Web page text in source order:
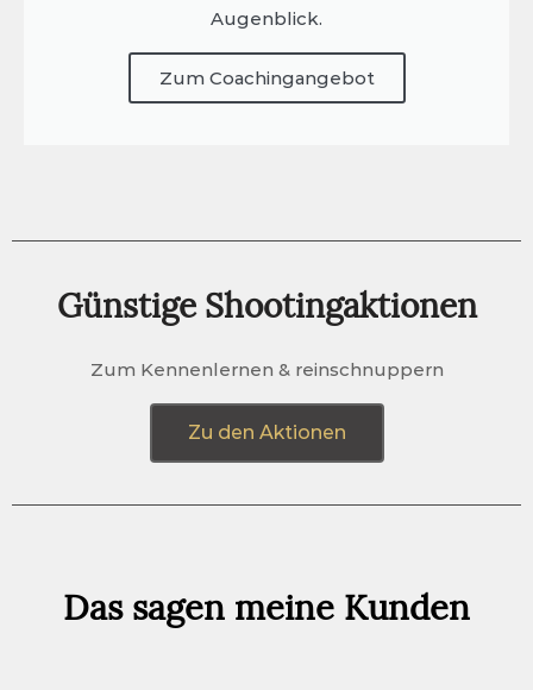
Augenblick.
Zum Coachingangebot
Günstige Shootingaktionen
Zum Kennenlernen & reinschnuppern
Zu den Aktionen
Das sagen meine Kunden